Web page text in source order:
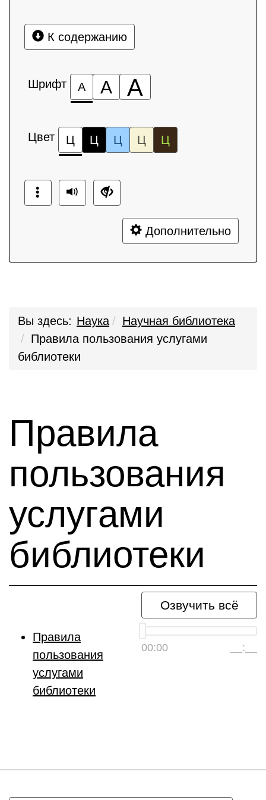
К содержанию
Шрифт А А А
Цвет Ц Ц Ц Ц Ц
Дополнительно
Вы здесь: Наука
Научная библиотека
Правила пользования услугами
библиотеки
Правила
пользования
услугами
библиотеки
Озвучить всё
00:00 __:__
Правила
пользования
услугами
библиотеки